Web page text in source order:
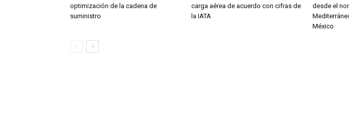
optimización de la cadena de
suministro
carga aérea de acuerdo con cifras de
la IATA
desde el
México